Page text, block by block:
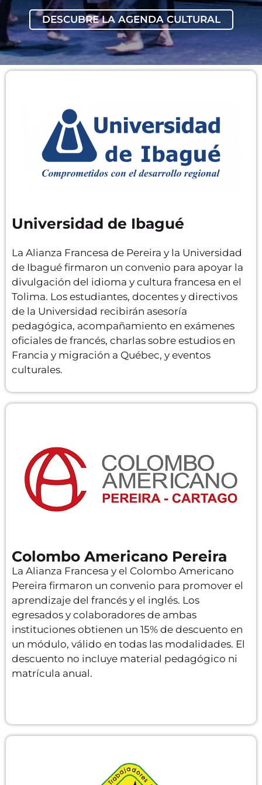
DESCUBRE LA AGENDA CULTURAL
Universidad de Ibagué
La Alianza Francesa de Pereira y la Universidad
de Ibagué firmaron un convenio para apoyar la
divulgación del idioma y cultura francesa en el
Tolima. Los estudiantes, docentes y directivos
de la Universidad recibirán asesoría
pedagógica, acompañamiento en exámenes
oficiales de francés, charlas sobre estudios en
Francia y migración a Québec, y eventos
culturales.
Colombo Americano Pereira
La Alianza Francesa y el Colombo Americano
Pereira firmaron un convenio para promover el
aprendizaje del francés y el inglés. Los
egresados y colaboradores de ambas
instituciones obtienen un 15% de descuento en
un módulo, válido en todas las modalidades. El
descuento no incluye material pedagógico ni
matrícula anual.